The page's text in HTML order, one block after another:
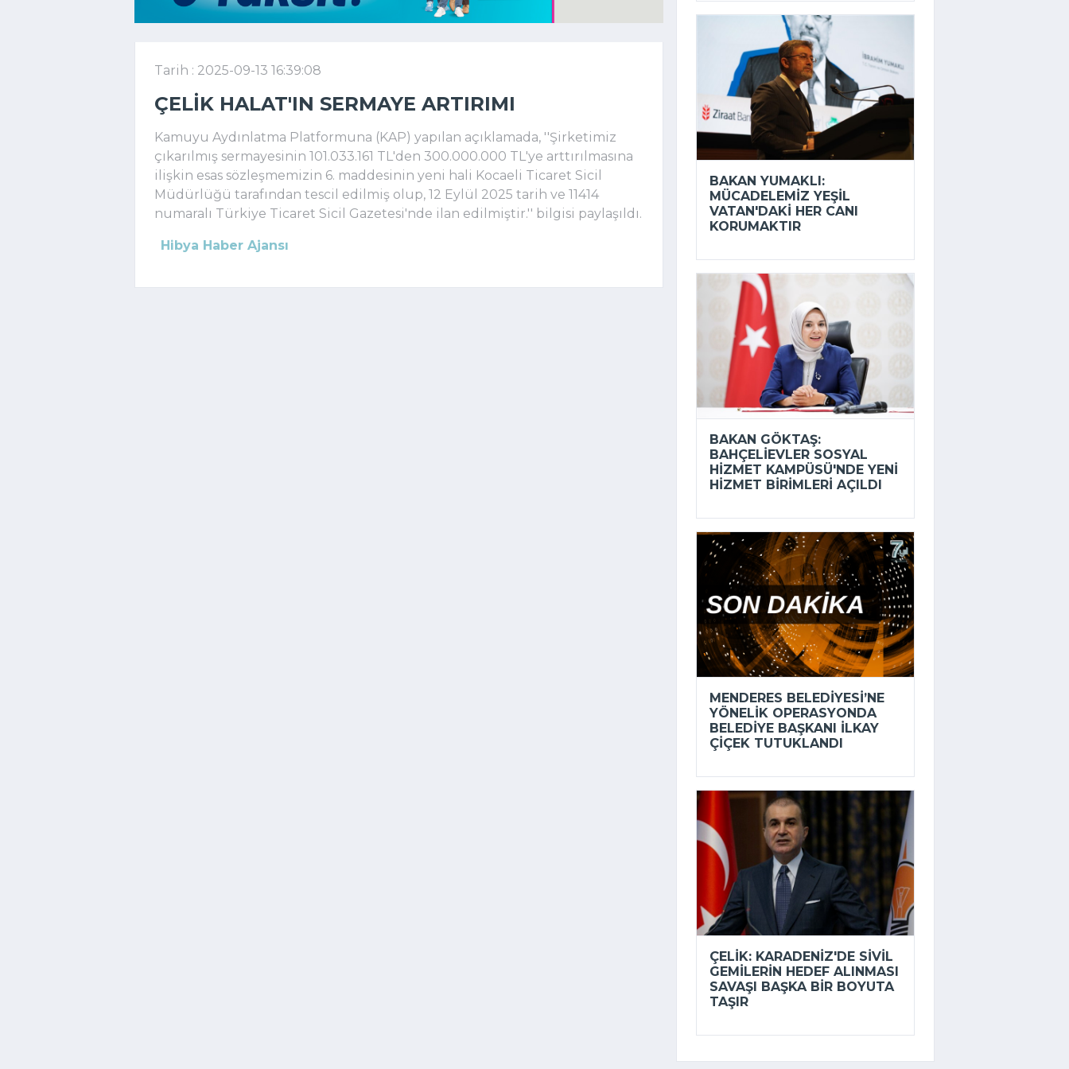
Tarih : 2025-09-13 16:39:08
ÇELIK HALAT'IN SERMAYE ARTIRIMI
Kamuyu Aydınlatma Platformuna (KAP) yapılan açıklamada, ''Şirketimiz
çıkarılmış sermayesinin 101.033.161 TL'den 300.000.000 TL'ye arttırılmasına
ilişkin esas sözleşmemizin 6. maddesinin yeni hali Kocaeli Ticaret Sicil
Müdürlüğü tarafından tescil edilmiş olup, 12 Eylül 2025 tarih ve 11414
numaralı Türkiye Ticaret Sicil Gazetesi'nde ilan edilmiştir.'' bilgisi paylaşıldı.
Hibya Haber Ajansı
BAKAN YUMAKLI:
MÜCADELEMIZ YEŞIL
VATAN'DAKI HER CANI
KORUMAKTIR
BAKAN GÖKTAŞ:
BAHÇELIEVLER SOSYAL
HIZMET KAMPÜSÜ'NDE YENI
HIZMET BIRIMLERI AÇILDI
MENDERES BELEDIYESI’NE
YÖNELIK OPERASYONDA
BELEDIYE BAŞKANI İLKAY
ÇIÇEK TUTUKLANDI
ÇELIK: KARADENIZ'DE SIVIL
GEMILERIN HEDEF ALINMASI
SAVAŞI BAŞKA BIR BOYUTA
TAŞIR